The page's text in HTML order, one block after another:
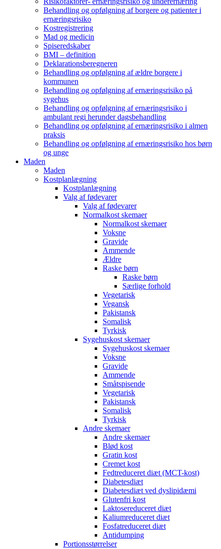
Behandling og opfølgning af borgere og patienter i
ernæringsrisiko
Kostregistrering
Mad og medicin
Spiseredskaber
BMI – definition
Deklarationsberegneren
Behandling og opfølgning af ældre borgere i
kommunen
Behandling og opfølgning af ernæringsrisiko på
sygehus
Behandling og opfølgning af ernæringsrisiko i
ambulant regi herunder dagsbehandling
Behandling og opfølgning af ernæringsrisiko i almen
praksis
Behandling og opfølgning af ernæringsrisiko hos børn
og unge
Maden
Maden
Kostplanlægning
Kostplanlægning
Valg af fødevarer
Valg af fødevarer
Normalkost skemaer
Normalkost skemaer
Voksne
Gravide
Ammende
Ældre
Raske børn
Raske børn
Særlige forhold
Vegetarisk
Vegansk
Pakistansk
Somalisk
Tyrkisk
Sygehuskost skemaer
Sygehuskost skemaer
Voksne
Gravide
Ammende
Småtspisende
Vegetarisk
Pakistansk
Somalisk
Tyrkisk
Andre skemaer
Andre skemaer
Blød kost
Gratin kost
Cremet kost
Fedtreduceret diæt (MCT-kost)
Diabetesdiæt
Diabetesdiæt ved dyslipidæmi
Glutenfri kost
Laktosereduceret diæt
Kaliumreduceret diæt
Fosfatreduceret diæt
Antidumping
Portionsstørrelser